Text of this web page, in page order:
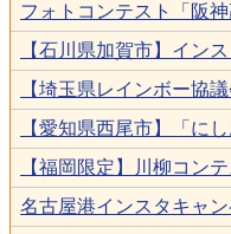
フォトコンテスト「阪神
【石川県加賀市】イン
【埼玉県レインボー協
【愛知県西尾市】「に
【福岡限定】川柳コンテ
名古屋港インスタキャ